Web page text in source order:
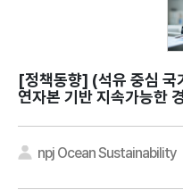
[정책동향]
연자본 기반 지속가능한
e Gold: lessons
ainable ocean
npj Ocean Sustainability